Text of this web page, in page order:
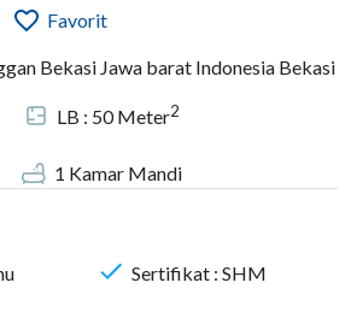
Favorit
Bekasi Jawa barat Indonesia Bekasi
LB : 50Meter2
1 Kamar Mandi
Sertifikat : SHM